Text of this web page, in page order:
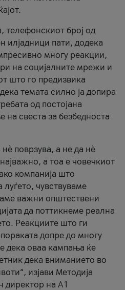
телефонскиот број од
илјадници пати, додека
многу реакции,
на социјалните мрежи и
што го предизвика
темата силно ја допира
од постојана
на свеста за безбедноста
нè поврзува, а не да нè
а тоа е човечкиот
компанија што
луѓето, чувствуваме
важни општествени
да поттикнеме реална
Реакциите што ги
допре до многу
дека оваа кампања ќе
дека вниманието во
изјави Методија
директор на А1